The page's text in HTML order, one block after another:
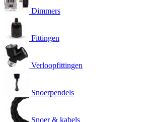
Dimmers
Fittingen
Verloopfittingen
Snoerpendels
Snoer & kabels